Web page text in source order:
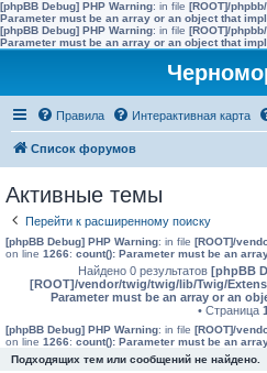
[phpBB Debug] PHP Warning: in file [ROOT]/
Parameter must be an array or an object that
[phpBB Debug] PHP Warning: in file [ROOT]/
Parameter must be an array or an object that
Правила Интерактивная карта
Список форумов
Активные темы
Перейти к расширенному поиску
[phpBB Debug] PHP Warning: in file [ROOT]/
on line 1266: count(): Parameter must be an
Найдено 0 результатов [phpBB
[ROOT]/vendor/twig/twig/lib/Twig/
Parameter must be an array or an
• Страница 1
[phpBB Debug] PHP Warning: in file [ROOT]/
on line 1266: count(): Parameter must be an
Подходящих тем или сообщений не найдено.